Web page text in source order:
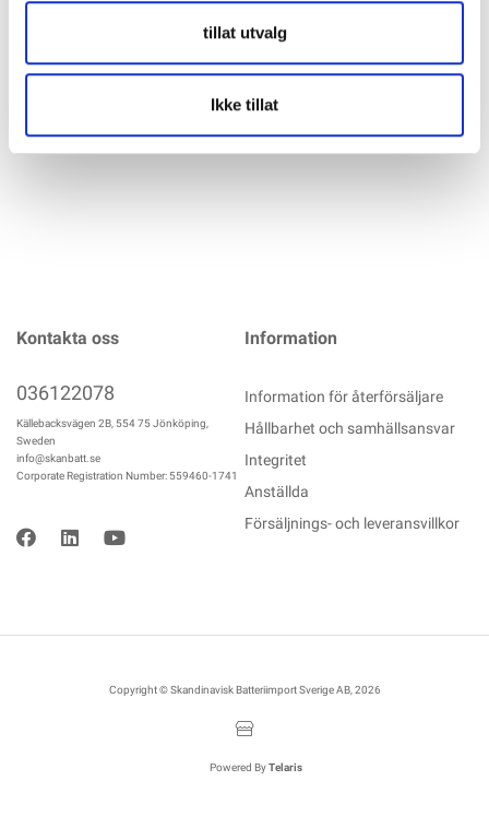
tillat utvalg
Ikke tillat
Ritar AGM Batteri 12V 2,3AH - RT1223 Standard Teknisk
data: Mått: 178x35x61 Spänning: 12V Kapacitet: 2,3AH (20t)
Max kortslutningseffekt: 23A Vikt: 0,99kg Terminaler: F1
Kontakta oss
036122078
Källebacksvägen 2B, 554 75 Jönköping,
Sweden
info@skanbatt.se
Corporate Registration Number: 559460-1741
Information
Information för återförsäljare
Hållbarhet och samhällsansvar
Integritet
Anställda
Försäljnings- och leveransvillkor
Copyright © Skandinavisk Batteriimport Sverige AB, 2026
Powered ByTelaris